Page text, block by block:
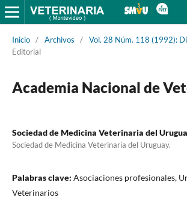
Inicio / Archivos / Vol. 28 Núm. 118 (1992):
Editorial
Academia Nacional de
Sociedad de Medicina Veterinaria del
Sociedad de Medicina Veterinaria del Uruguay.
Palabras clave: Asociaciones profesionales,
Veterinarios